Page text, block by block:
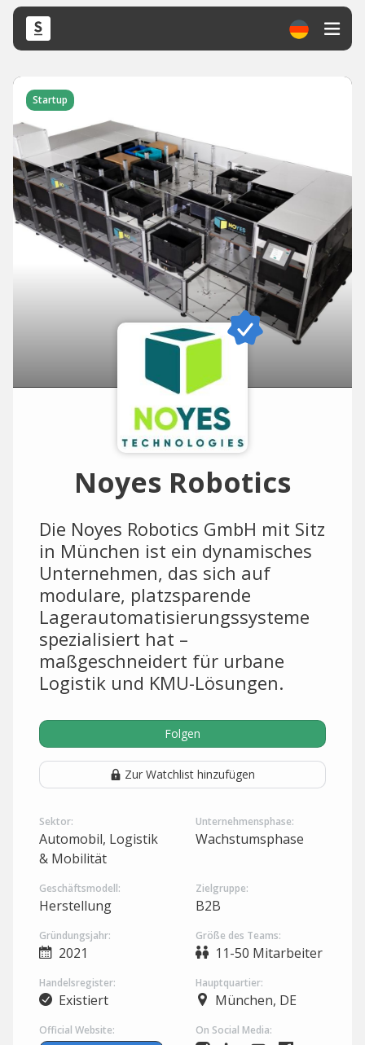
Startup
Noyes Robotics
Die Noyes Robotics GmbH mit Sitz
in München ist ein dynamisches
Unternehmen, das sich auf
modulare, platzsparende
Lagerautomatisierungssysteme
spezialisiert hat –
maßgeschneidert für urbane
Logistik und KMU-Lösungen.
Folgen
Zur Watchlist hinzufügen
Sektor:
Automobil, Logistik
& Mobilität
Unternehmensphase:
Wachstumsphase
Geschäftsmodell:
Herstellung
Zielgruppe:
B2B
Gründungsjahr:
2021
Größe des Teams:
11-50 Mitarbeiter
Handelsregister:
Existiert
Hauptquartier:
München, DE
Official Website: On Social Media: